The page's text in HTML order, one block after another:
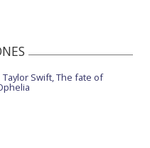
Taylor Swift, The fate of